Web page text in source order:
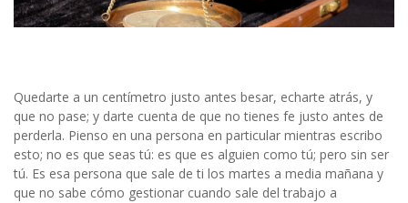
Quedarte a un centímetro justo antes besar, echarte atrás, y
que no pase; y darte cuenta de que no tienes fe justo antes de
perderla. Pienso en una persona en particular mientras escribo
esto; no es que seas tú: es que es alguien como tú; pero sin ser
tú. Es esa persona que sale de ti los martes a media mañana y
que no sabe cómo gestionar cuando sale del trabajo a